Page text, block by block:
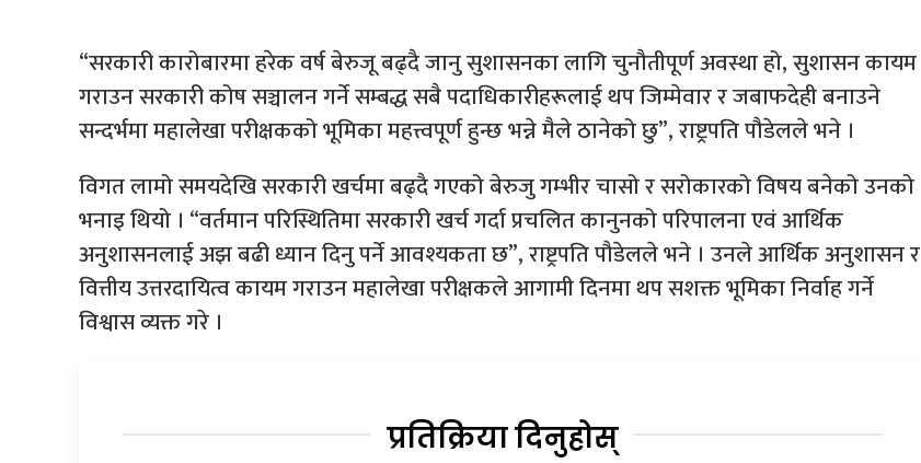
“सरकारी कारोबारमा हरेक वर्ष बेरुजू बढ्दै जानु सुशासनका लागि चुनौतीपूर्ण अवस्था हो, सुशासन कायम
गराउन सरकारी कोष सञ्चालन गर्ने सम्बद्ध सबै पदाधिकारीहरूलाई थप जिम्मेवार र जबाफदेही बनाउने
सन्दर्भमा महालेखा परीक्षकको भूमिका महत्त्वपूर्ण हुन्छ भन्ने मैले ठानेको छु”, राष्ट्रपति पौडेलले भने ।
विगत लामो समयदेखि सरकारी खर्चमा बढ्दै गएको बेरुजु गम्भीर चासो र सरोकारको विषय बनेको उनको
भनाइ थियो । “वर्तमान परिस्थितिमा सरकारी खर्च गर्दा प्रचलित कानुनको परिपालना एवं आर्थिक
अनुशासनलाई अझ बढी ध्यान दिनु पर्ने आवश्यकता छ”, राष्ट्रपति पौडेलले भने । उनले आर्थिक अनुशासन र
वित्तीय उत्तरदायित्व कायम गराउन महालेखा परीक्षकले आगामी दिनमा थप सशक्त भूमिका निर्वाह गर्ने
विश्वास व्यक्त गरे ।
प्रतिक्रिया दिनुहोस्